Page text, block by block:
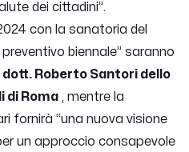
dei cittadini”.
con la sanatoria del
biennale” saranno
dott. Roberto Santori dello
di Roma , mentre la
fornirà “una nuova visione
un approccio consapevole